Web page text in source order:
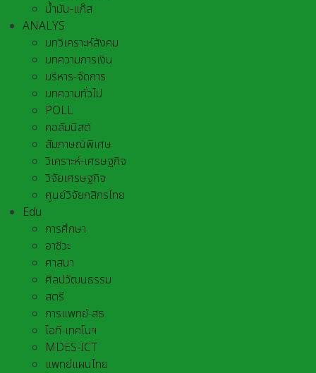
น้ำมัน-แก๊ส
ANALYS
บทวิเคราะห์สังคม
บทความการเงิน
บริหาร-จัดการ
บทความทั่วไป
POLL
คอลัมนิสต์
สัมภาษณ์พิเศษ
วิเคราะห์-เศรษฐกิจ
วิจัยเศรษฐกิจ
ศูนย์วิจัยกสิกรไทย
Edu
การศึกษา
อาชีวะ
ศาสนา
ศิลปวัฒนธรรม
สตรี
การแพทย์-สธ
ไอที-เทคโนฯ
MDES-ICT
แพทย์แผนไทย